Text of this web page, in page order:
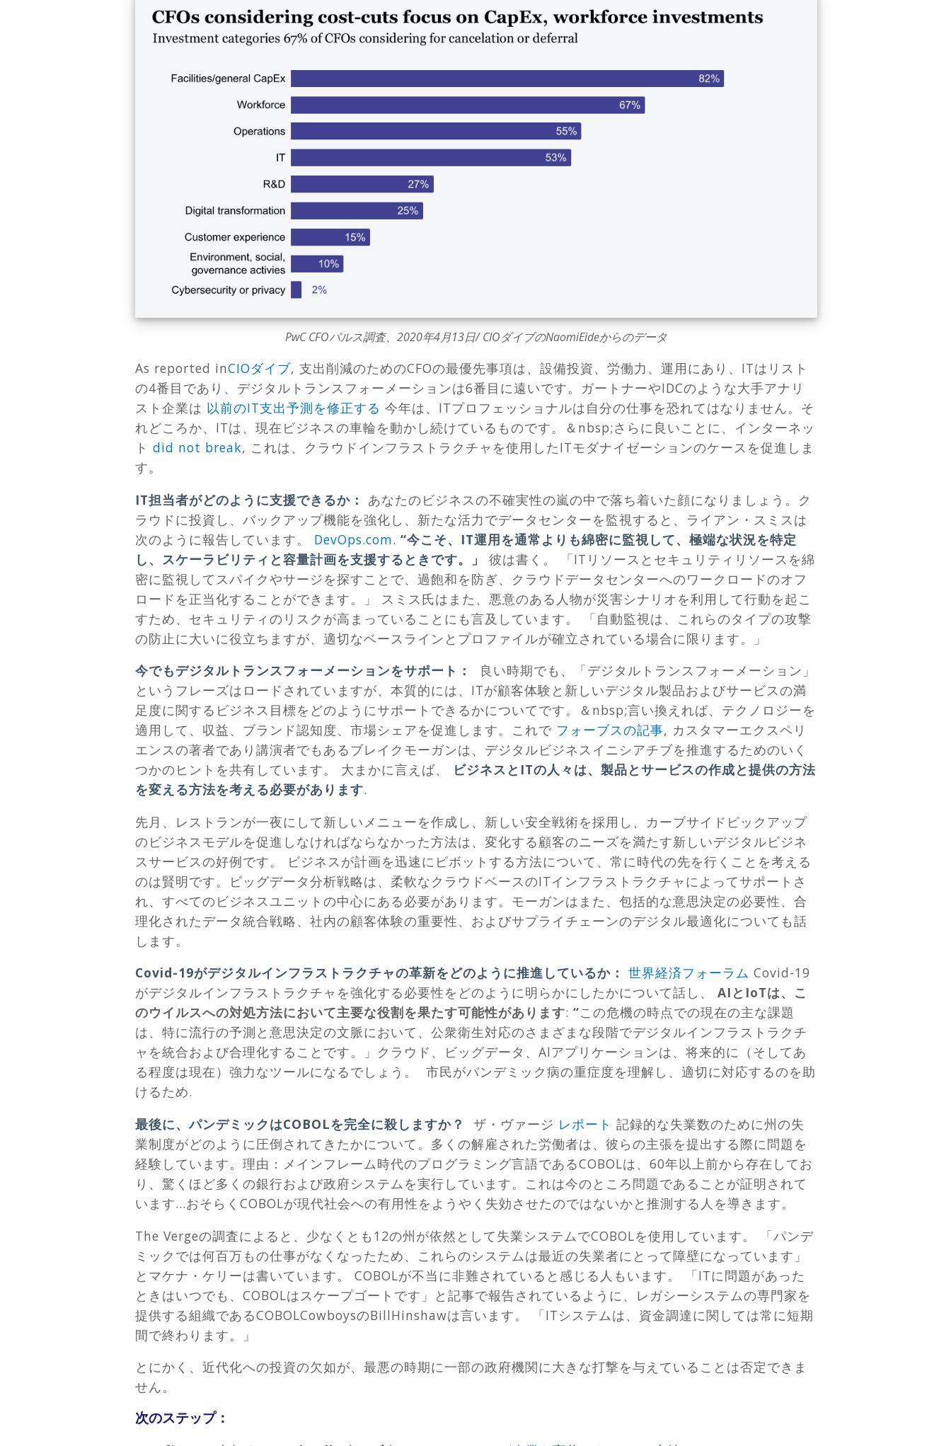
PwC CFOパルス調査、2020年4月13日/ CIOダイブのNaomiEideからのデータ
As reported inCIOダイブ, 支出削減のためのCFOの最優先事項は、設備投資、労働力、運用にあり、ITはリスト
の4番目であり、デジタルトランスフォーメーションは6番目に遠いです。ガートナーやIDCのような大手アナリ
スト企業は 以前のIT支出予測を修正する 今年は、ITプロフェッショナルは自分の仕事を恐れてはなりません。そ
れどころか、ITは、現在ビジネスの車輪を動かし続けているものです。＆nbsp;さらに良いことに、インターネッ
ト did not break, これは、クラウドインフラストラクチャを使用したITモダナイゼーションのケースを促進しま
す。
IT担当者がどのように支援できるか：
あなたのビジネスの不確実性の嵐の中で落ち着いた顔になりましょう。ク
ラウドに投資し、バックアップ機能を強化し、新たな活力でデータセンターを監視すると、ライアン・スミスは
次のように報告しています。
DevOps.com. “今こそ、IT運用を通常よりも綿密に監視して、極端な状況を特定
し、スケーラビリティと容量計画を支援するときです。」
彼は書く。 「ITリソースとセキュリティリソースを綿
密に監視してスパイクやサージを探すことで、過飽和を防ぎ、クラウドデータセンターへのワークロードのオフ
ロードを正当化することができます。」 スミス氏はまた、悪意のある人物が災害シナリオを利用して行動を起こ
すため、セキュリティのリスクが高まっていることにも言及しています。 「自動監視は、これらのタイプの攻撃
の防止に大いに役立ちますが、適切なベースラインとプロファイルが確立されている場合に限ります。」
今でもデジタルトランスフォーメーションをサポート：
良い時期でも、「デジタルトランスフォーメーション」
というフレーズはロードされていますが、本質的には、ITが顧客体験と新しいデジタル製品およびサービスの満
足度に関するビジネス目標をどのようにサポートできるかについてです。＆nbsp;言い換えれば、テクノロジーを
適用して、収益、ブランド認知度、市場シェアを促進します。これで フォーブスの記事, カスタマーエクスペリ
エンスの著者であり講演者でもあるブレイクモーガンは、デジタルビジネスイニシアチブを推進するためのいく
つかのヒントを共有しています。 大まかに言えば、
ビジネスとITの人々は、製品とサービスの作成と提供の方法
を変える方法を考える必要があります.
先月、レストランが一夜にして新しいメニューを作成し、新しい安全戦術を採用し、カーブサイドピックアップ
のビジネスモデルを促進しなければならなかった方法は、変化する顧客のニーズを満たす新しいデジタルビジネ
スサービスの好例です。 ビジネスが計画を迅速にピボットする方法について、常に時代の先を行くことを考える
のは賢明です。ビッグデータ分析戦略は、柔軟なクラウドベースのITインフラストラクチャによってサポートさ
れ、すべてのビジネスユニットの中心にある必要があります。モーガンはまた、包括的な意思決定の必要性、合
理化されたデータ統合戦略、社内の顧客体験の重要性、およびサプライチェーンのデジタル最適化についても話
します。
Covid-19がデジタルインフラストラクチャの革新をどのように推進しているか： 世界経済フォーラム Covid-19
がデジタルインフラストラクチャを強化する必要性をどのように明らかにしたかについて話し、 AIとIoTは、こ
のウイルスへの対処方法において主要な役割を果たす可能性があります: “この危機の時点での現在の主な課題
は、特に流行の予測と意思決定の文脈において、公衆衛生対応のさまざまな段階でデジタルインフラストラクチ
ャを統合および合理化することです。」クラウド、ビッグデータ、AIアプリケーションは、将来的に（そしてあ
る程度は現在）強力なツールになるでしょう。 市民がパンデミック病の重症度を理解し、適切に対応するのを助
けるため.
最後に、パンデミックはCOBOLを完全に殺しますか？
ザ・ヴァージ レポート 記録的な失業数のために州の失
業制度がどのように圧倒されてきたかについて。多くの解雇された労働者は、彼らの主張を提出する際に問題を
経験しています。理由：メインフレーム時代のプログラミング言語であるCOBOLは、60年以上前から存在してお
り、驚くほど多くの銀行および政府システムを実行しています。これは今のところ問題であることが証明されて
います…おそらくCOBOLが現代社会への有用性をようやく失効させたのではないかと推測する人を導きます。
The Vergeの調査によると、少なくとも12の州が依然として失業システムでCOBOLを使用しています。 「パンデ
ミックでは何百万もの仕事がなくなったため、これらのシステムは最近の失業者にとって障壁になっています」
とマケナ・ケリーは書いています。 COBOLが不当に非難されていると感じる人もいます。 「ITに問題があった
ときはいつでも、COBOLはスケープゴートです」と記事で報告されているように、レガシーシステムの専門家を
提供する組織であるCOBOLCowboysのBillHinshawは言います。 「ITシステムは、資金調達に関しては常に短期
間で終わります。」
とにかく、近代化への投資の欠如が、最悪の時期に一部の政府機関に大きな打撃を与えていることは否定できま
せん。
次のステップ：